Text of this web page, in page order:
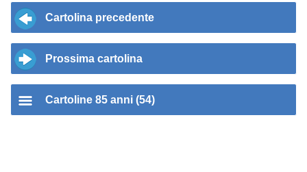
Cartolina precedente
Prossima cartolina
Cartoline 85 anni (54)